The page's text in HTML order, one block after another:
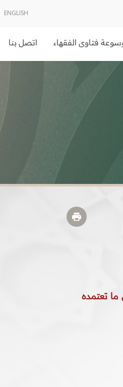
ENGLISH
فتاوى الفقهاء اتصل بنا
ما تعتمده